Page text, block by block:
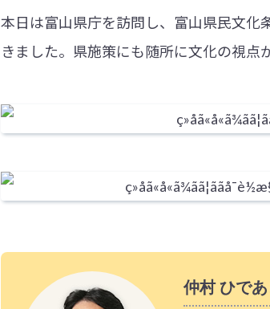
本日は富山県庁を訪問し、富山県民文化
きました。県施策にも随所に文化の視点
仲村 ひであ